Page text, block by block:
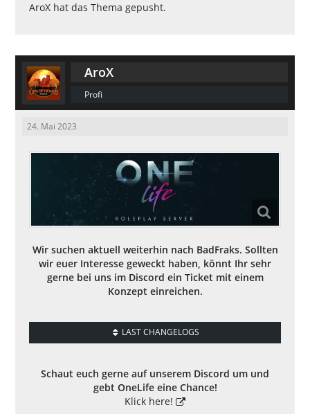
AroX hat das Thema gepusht.
AroX
Profi
24. Mai 2023
Wir suchen aktuell weiterhin nach BadFraks. Sollten
wir euer Interesse geweckt haben, könnt Ihr sehr
gerne bei uns im Discord ein Ticket mit einem
Konzept einreichen.
LAST CHANGELOGS
Schaut euch gerne auf unserem Discord um und
gebt OneLife eine Chance!
Klick here!